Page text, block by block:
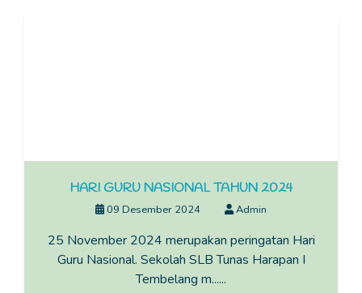
HARI GURU NASIONAL TAHUN 2024
09 Desember 2024 Admin
25 November 2024 merupakan peringatan Hari
Guru Nasional. Sekolah SLB Tunas Harapan I
Tembelang m......